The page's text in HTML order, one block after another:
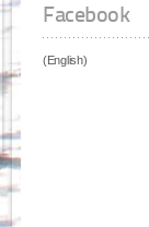
Facebook
(English)